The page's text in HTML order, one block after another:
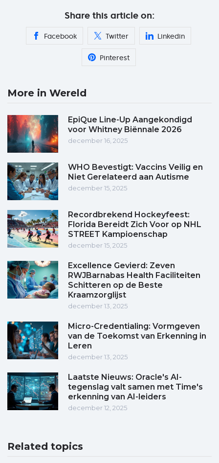
Share this article on:
Facebook Twitter Linkedin
Pinterest
More in Wereld
EpiQue Line-Up Aangekondigd
voor Whitney Biënnale 2026
december 16, 2025
WHO Bevestigt: Vaccins Veilig en
Niet Gerelateerd aan Autisme
december 15, 2025
Recordbrekend Hockeyfeest:
Florida Bereidt Zich Voor op NHL
STREET Kampioenschap
december 15, 2025
Excellence Gevierd: Zeven
RWJBarnabas Health Faciliteiten
Schitteren op de Beste
Kraamzorglijst
december 13, 2025
Micro-Credentialing: Vormgeven
van de Toekomst van Erkenning in
Leren
december 13, 2025
Laatste Nieuws: Oracle's AI-
tegenslag valt samen met Time's
erkenning van AI-leiders
december 12, 2025
Related topics